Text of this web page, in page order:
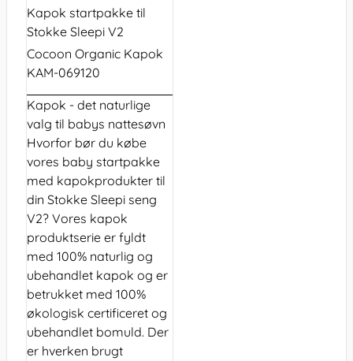
Kapok startpakke til
Stokke Sleepi V2
Cocoon Organic Kapok
KAM-069120
Kapok - det naturlige
valg til babys nattesøvn
Hvorfor bør du købe
vores baby startpakke
med kapokprodukter til
din Stokke Sleepi seng
V2? Vores kapok
produktserie er fyldt
med 100% naturlig og
ubehandlet kapok og er
betrukket med 100%
økologisk certificeret og
ubehandlet bomuld. Der
er hverken brugt